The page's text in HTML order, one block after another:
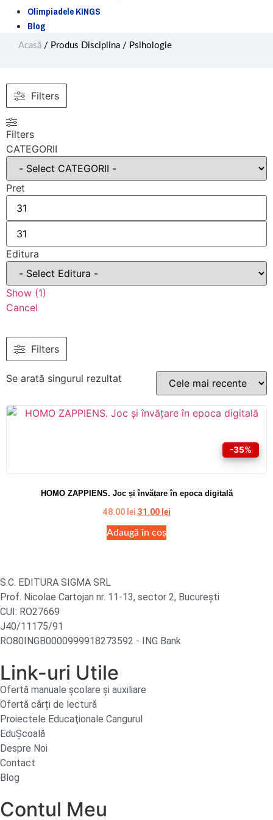
Olimpiadele KINGS
Blog
Acasă / Produs Disciplina / Psihologie
Filters
Filters
CATEGORII
Pret
Editura
Show (1)
Cancel
Filters
Se arată singurul rezultat
-35%
HOMO ZAPPIENS. Joc și învățare în epoca digitală
48.00 lei 31.00 lei
Adaugă în coș
S.C. EDITURA SIGMA SRL
Prof. Nicolae Cartojan nr. 11-13, sector 2, București
CUI: RO27669
J40/11175/91
RO80INGB0000999918273592 - ING Bank
Link-uri Utile
Ofertă manuale şcolare şi auxiliare
Ofertă cărți de lectură
Proiectele Educaţionale Cangurul
EduȘcoală
Despre Noi
Contact
Blog
Contul Meu